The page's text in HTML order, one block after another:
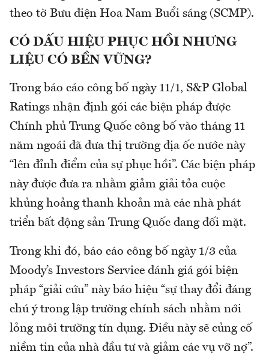
theo tờ Bưu điện Hoa Nam Buổi sáng (SCMP).
CÓ DẤU HIỆU PHỤC HỒI NHƯNG
LIỆU CÓ BỀN VỮNG?
Trong báo cáo công bố ngày 11/1, S&P Global
Ratings nhận định gói các biện pháp được
Chính phủ Trung Quốc công bố vào tháng 11
năm ngoái đã đưa thị trường địa ốc nước này
“lên đỉnh điểm của sự phục hồi”. Các biện pháp
này được đưa ra nhằm giảm giải tỏa cuộc
khủng hoảng thanh khoản mà các nhà phát
triển bất động sản Trung Quốc đang đối mặt.
Trong khi đó, báo cáo công bố ngày 1/3 của
Moody’s Investors Service đánh giá gói biện
pháp “giải cứu” này báo hiệu “sự thay đổi đáng
chú ý trong lập trường chính sách nhằm nới
lỏng môi trường tín dụng. Điều này sẽ củng cố
niềm tin của nhà đầu tư và giảm các vụ vỡ nợ”.